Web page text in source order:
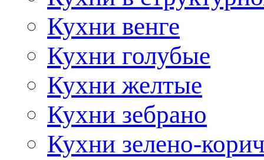
Кухни венге
Кухни голубые
Кухни желтые
Кухни зебрано
Кухни зелено-